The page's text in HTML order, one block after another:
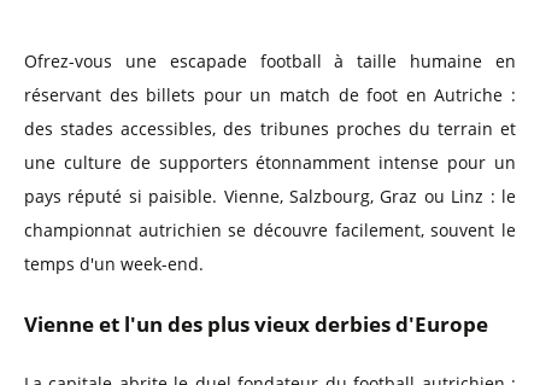
Ofrez-vous une escapade football à taille humaine en
réservant des billets pour un match de foot en Autriche :
des stades accessibles, des tribunes proches du terrain et
une culture de supporters étonnamment intense pour un
pays réputé si paisible. Vienne, Salzbourg, Graz ou Linz : le
championnat autrichien se découvre facilement, souvent le
temps d'un week-end.
Vienne et l'un des plus vieux derbies d'Europe